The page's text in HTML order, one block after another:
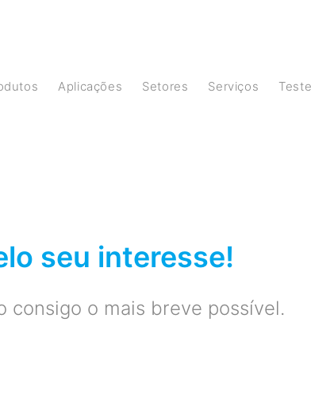
Aplicações Setores Serviços
seu interesse!
consigo o mais breve possível.